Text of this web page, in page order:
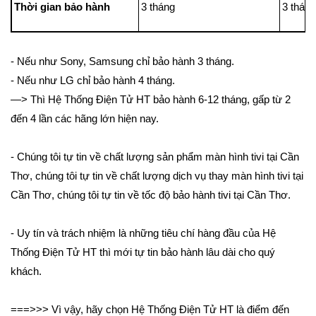
Thời gian bảo hành 3 tháng 3 tháng
- Nếu như Sony, Samsung chỉ bảo hành 3 tháng.
- Nếu như LG chỉ bảo hành 4 tháng.
—> Thì Hệ Thống Điện Tử HT bảo hành 6-12 tháng, gấp từ 2
đến 4 lần các hãng lớn hiện nay.
- Chúng tôi tự tin về chất lượng sản phẩm màn hình tivi tại Cần
Thơ, chúng tôi tự tin về chất lượng dịch vụ thay màn hình tivi tại
Cần Thơ, chúng tôi tự tin về tốc độ bảo hành tivi tại Cần Thơ.
- Uy tín và trách nhiệm là những tiêu chí hàng đầu của Hệ
Thống Điện Tử HT thì mới tự tin bảo hành lâu dài cho quý
khách.
===>>> Vì vậy, hãy chọn Hệ Thống Điện Tử HT là điểm đến